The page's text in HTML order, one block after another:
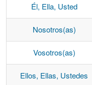
Él, Ella, Usted
Nosotros(as)
Vosotros(as)
Ellos, Ellas, Ustedes